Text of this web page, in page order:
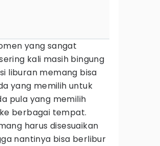
yang sangat
kali masih bingung
liburan memang bisa
yang memilih untuk
pula yang memilih
berbagai tempat.
harus disesuaikan
nantinya bisa berlibur